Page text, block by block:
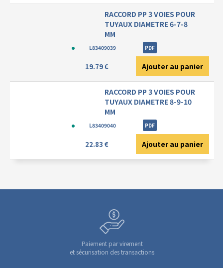
RACCORD PP 3 VOIES POUR
TUYAUX DIAMETRE 6-7-8
MM
L83409039 PDF
19.79 € Ajouter au panier
RACCORD PP 3 VOIES POUR
TUYAUX DIAMETRE 8-9-10
MM
L83409040 PDF
22.83 € Ajouter au panier
Paiement par virement
et sécurisation des transactions